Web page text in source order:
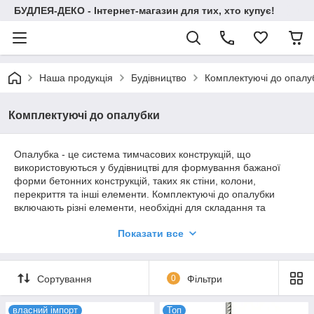
БУДЛЕЯ-ДЕКО - Інтернет-магазин для тих, хто купує!
Наша продукція Будівництво Комплектуючі до
Комплектуючі до опалубки
Опалубка - це система тимчасових конструкцій, що
використовуються у будівництві для формування бажаної
форми бетонних конструкцій, таких як стіни, колони,
перекриття та інші елементи. Комплектуючі до опалубки
включають різні елементи, необхідні для складання та
компонентів, які можуть входити до комплектації опалубки:
конструкції.
2. Стійки: металеві або дерев'яні вертикальні елементи, що
Показати все
Сортування 0 Фільтри
власний імпорт Топ